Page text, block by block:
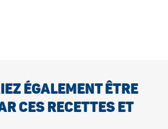
ÉGALEMENT ÊTRE
CES RECETTES ET